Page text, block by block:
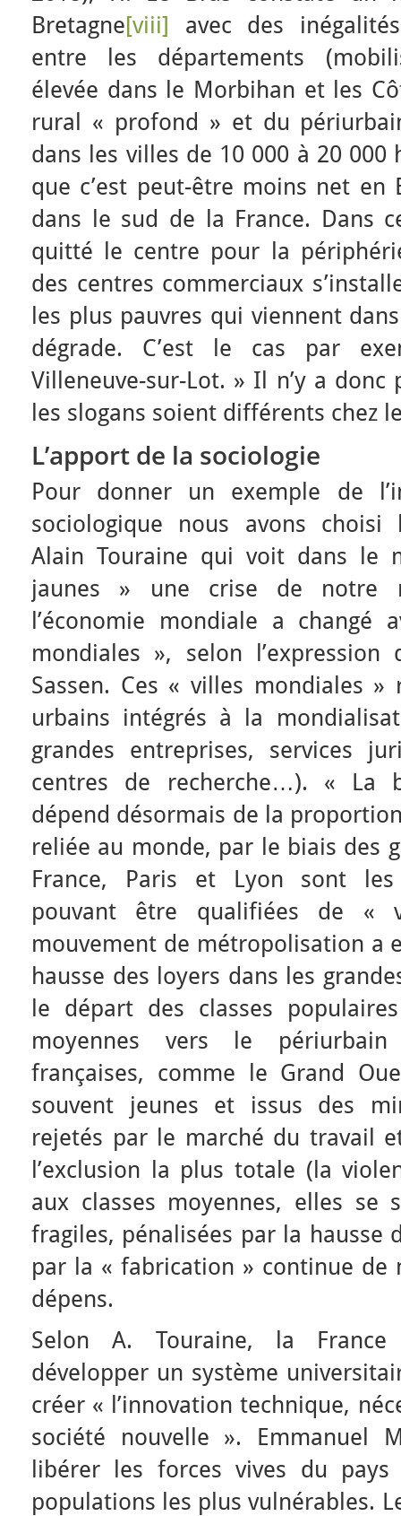
Bretagne[viii] avec des
entre les départements
élevée dans le Morbihan et les
rural « profond » et du
dans les villes de 10 000 à 20
que c’est peut-être moins net en
dans le sud de la France. Dans
quitté le centre pour la
des centres commerciaux
les plus pauvres qui viennent
dégrade. C’est le cas par
Villeneuve-sur-Lot. » Il n’y a
les slogans soient différents chez
L’apport de la sociologie
Pour donner un exemple de
sociologique nous avons choisi
Alain Touraine qui voit dans le
jaunes » une crise de notre
l’économie mondiale a changé
mondiales », selon l’expression
Sassen. Ces « villes mondiales »
urbains intégrés à la
grandes entreprises, services
centres de recherche…). « La
dépend désormais de la
reliée au monde, par le biais des
France, Paris et Lyon sont les
pouvant être qualifiées de «
mouvement de métropolisation a
hausse des loyers dans les
le départ des classes
moyennes vers le
françaises, comme le Grand
souvent jeunes et issus des
rejetés par le marché du travail
l’exclusion la plus totale (la
aux classes moyennes, elles se
fragiles, pénalisées par la hausse
par la « fabrication » continue de
dépens.
Selon A. Touraine, la
développer un système
créer « l’innovation technique,
société nouvelle ». Emmanuel
libérer les forces vives du
populations les plus vulnérables.